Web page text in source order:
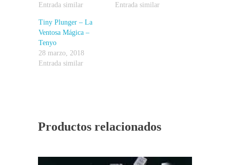
Entrada similar
Entrada similar
Tiny Plunger – La
Ventosa Mágica –
Tenyo
28 marzo, 2018
Entrada similar
Productos relacionados